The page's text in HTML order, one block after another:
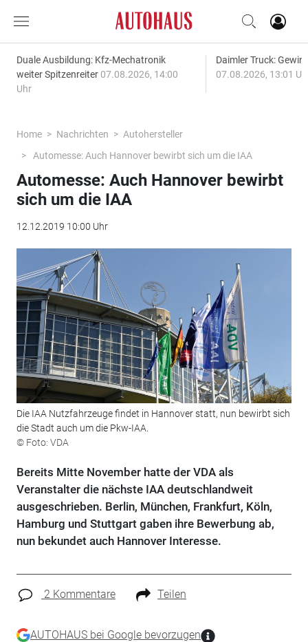
Duale Ausbildung: Kfz-Mechatronik
weiter Spitzenreiter 07.08.2026, 14:00
Uhr
Daimler Truck:
07.08.2026, 13:01
Home Nachrichten
Autohersteller
Automesse: Auch Hannover bewirbt sich um die IAA
Automesse: Auch Hannover bewirbt
sich um die IAA
12.12.2019 10:00 Uhr
Die IAA Nutzfahrzeuge findet in Hannover statt, nun bewirbt sich
die Stadt auch um die Pkw-IAA.
© Foto: VDA
Bereits Mitte November hatte der VDA als
Veranstalter die nächste IAA deutschlandweit
ausgeschrieben. Berlin, München, Frankfurt, Köln,
Hamburg und Stuttgart gaben ihre Bewerbung ab,
nun bekundet auch Hannover Interesse.
2 Kommentare Teilen
AUTOHAUS bei Google bevorzugen